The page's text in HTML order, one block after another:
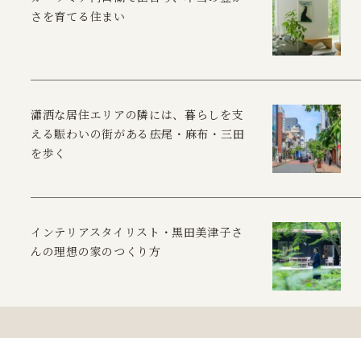
さを育てる住まい
瀟洒な居住エリアの隣には、暮らしを支
える賑わいの街がある――広尾・麻布・三田
を歩く
インテリアスタイリスト・黒田美津子さ
んの理想の家のつくり方